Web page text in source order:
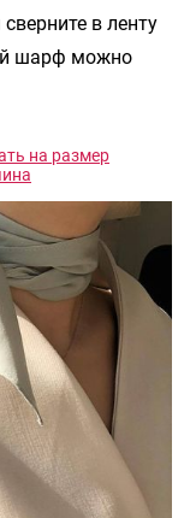
в ленту
шарф можно
на размер